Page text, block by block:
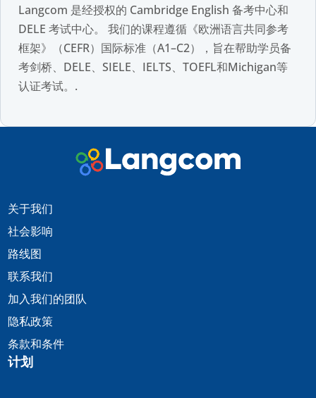
Langcom 是经授权的 Cambridge English 备考中心和
DELE 考试中心。 我们的课程遵循《欧洲语言共同参考
框架》（CEFR）国际标准（A1–C2），旨在帮助学员备
考剑桥、DELE、SIELE、IELTS、TOEFL和Michigan等
认证考试。.
关于我们
社会影响
路线图
联系我们
加入我们的团队
隐私政策
条款和条件
计划